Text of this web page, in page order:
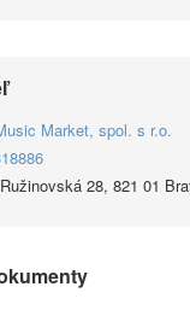
Market, spol. s r.o.
Ružinovská 28, 821 01